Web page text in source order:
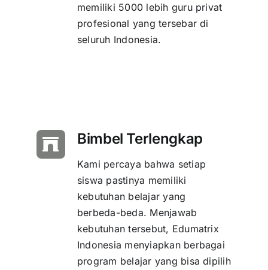
memiliki 5000 lebih guru privat
profesional yang tersebar di
seluruh Indonesia.
Bimbel Terlengkap
Kami percaya bahwa setiap
siswa pastinya memiliki
kebutuhan belajar yang
berbeda-beda. Menjawab
kebutuhan tersebut, Edumatrix
Indonesia menyiapkan berbagai
program belajar yang bisa dipilih